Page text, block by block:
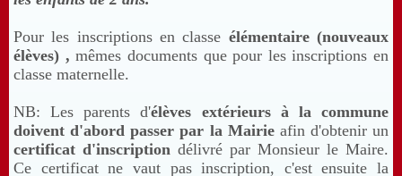
Pour les inscriptions en classe élémentaire (nouveaux
élèves) ,mêmes documents que pour les inscriptions en
classe maternelle.
NB: Les parents d'élèves extérieurs à la commune
doivent d'abord passer par la Mairie afin d'obtenir un
certificat d'inscription délivré par Monsieur le Maire.
Ce certificat ne vaut pas inscription, c'est ensuite la